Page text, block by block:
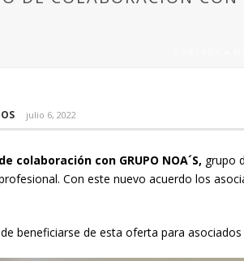
julio 6, 2022
colaboración con GRUPO NOA´S, grupo
Con este nuevo acuerdo los
beneficiarse de esta oferta para asociados